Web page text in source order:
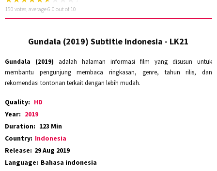
150 votes, average6.0 out of 10
Gundala (2019) Subtitle Indonesia - LK21
Gundala (2019) adalah halaman informasi film yang disusun untuk
membantu pengunjung membaca ringkasan, genre, tahun rilis, dan
rekomendasi tontonan terkait dengan lebih mudah.
Quality: HD
Year: 2019
Duration: 123 Min
Country: Indonesia
Release: 29 Aug 2019
Language: Bahasa indonesia